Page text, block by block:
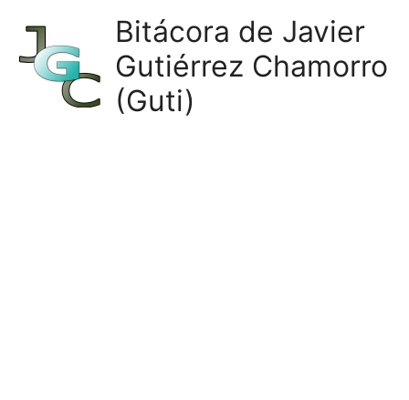
contenido
Bitácora de Javier
Gutiérrez Chamorro
(Guti)